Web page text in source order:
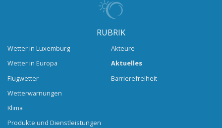
RUBRIK
Wetter in Luxemburg
Wetter in Europa
Flugwetter
Wetterwarnungen
Klima
Produkte und Dienstleistungen
Akteure
Aktuelles
Barrierefreiheit